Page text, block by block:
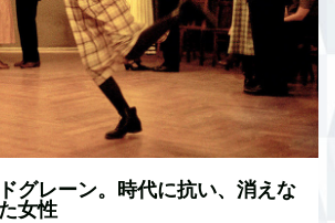
グレーン。時代に抗い、消えな
女性